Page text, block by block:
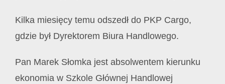
Kilka miesięcy temu odszedł do PKP Cargo,
gdzie był Dyrektorem Biura Handlowego.
Pan Marek Słomka jest absolwentem kierunku
ekonomia w Szkole Głównej Handlowej